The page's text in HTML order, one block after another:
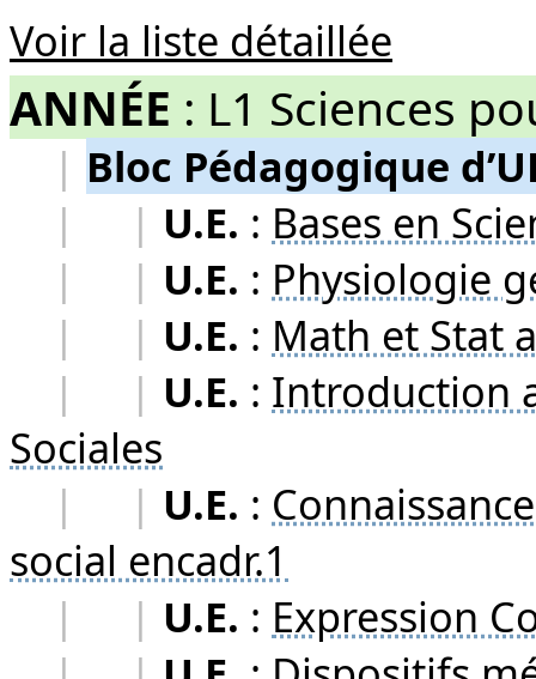
Voir la liste détaillée
ANNÉE : L1 Sciences
| Bloc Pédagogique
|
| U.E. : Bases en
|
| U.E. : Physiologie
|
| U.E. : Math et Stat
|
| U.E. : Introduction
Sociales
|
| U.E. :
social encadr.1
|
| U.E. : Expression